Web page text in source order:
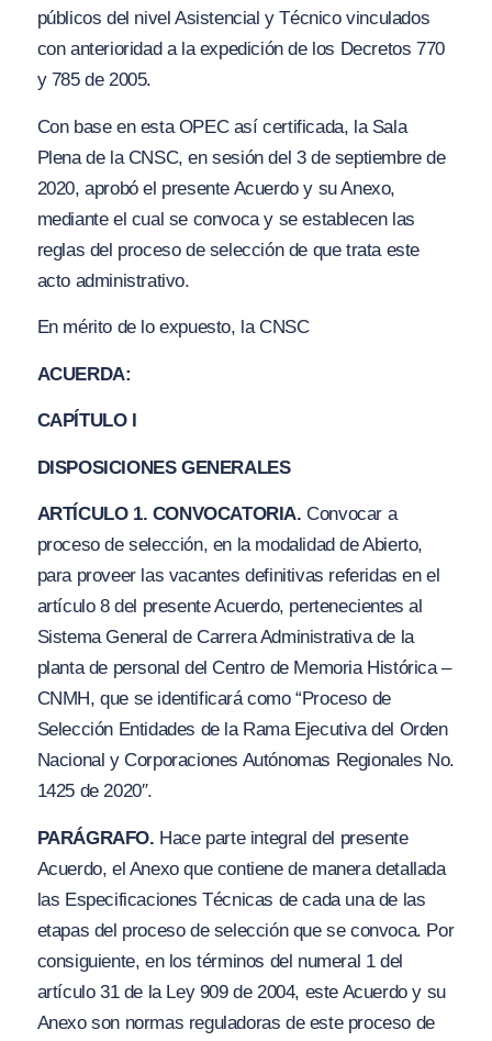
públicos del nivel Asistencial y Técnico vinculados
con anterioridad a la expedición de los Decretos 770
y 785 de 2005.
Con base en esta OPEC así certificada, la Sala
Plena de la CNSC, en sesión del 3 de septiembre de
2020, aprobó el presente Acuerdo y su Anexo,
mediante el cual se convoca y se establecen las
reglas del proceso de selección de que trata este
acto administrativo.
En mérito de lo expuesto, la CNSC
ACUERDA:
CAPÍTULO I
DISPOSICIONES GENERALES
ARTÍCULO 1. CONVOCATORIA.Convocar a
proceso de selección, en la modalidad de Abierto,
para proveer las vacantes definitivas referidas en el
artículo 8 del presente Acuerdo, pertenecientes al
Sistema General de Carrera Administrativa de la
planta de personal del Centro de Memoria Histórica –
CNMH, que se identificará como“Proceso de
Selección Entidades de la Rama Ejecutiva del Orden
Nacional y Corporaciones Autónomas Regionales No.
1425 de 2020″.
PARÁGRAFO. Hace parte integral del presente
Acuerdo, el Anexo que contiene de manera detallada
las Especificaciones Técnicas de cada una de las
etapas del proceso de selección que se convoca. Por
consiguiente, en los términos del numeral 1 del
artículo 31 de la Ley 909 de 2004, este Acuerdo y su
Anexo son normas reguladoras de este proceso de